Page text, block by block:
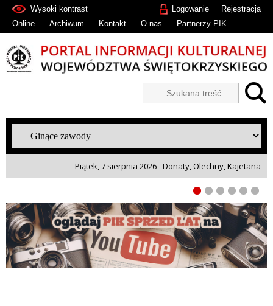
Rejestracja
Logowanie
Wysoki kontrast
Online
Archiwum Kontakt O nas Partnerzy PIK
Piątek, 7 sierpnia 2026 - Donaty, Olechny, Kajetana